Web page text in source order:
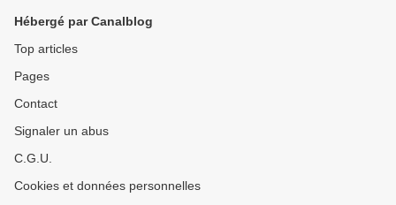
Hébergé par Canalblog
Top articles
Pages
Contact
Signaler un abus
C.G.U.
Cookies et données personnelles